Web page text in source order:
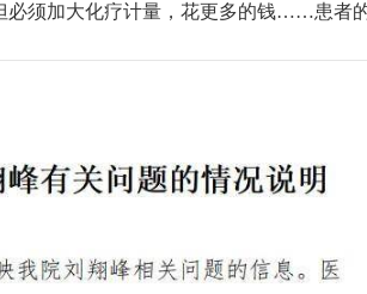
必须加大化疗计量，花更多的钱……患者